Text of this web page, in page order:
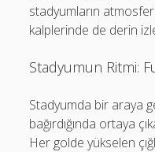
stadyumların
kalplerinde de derin
Stadyumun Ritmi:
Stadyumda bir araya
bağırdığında ortaya
Her golde yükselen